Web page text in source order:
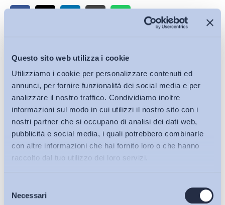
Questo sito web utilizza i cookie
Utilizziamo i cookie per personalizzare contenuti ed
annunci, per fornire funzionalità dei social media e per
analizzare il nostro traffico. Condividiamo inoltre
informazioni sul modo in cui utilizzi il nostro sito con i
nostri partner che si occupano di analisi dei dati web,
pubblicità e social media, i quali potrebbero combinarle
con altre informazioni che hai fornito loro o che hanno
raccolto dal tuo utilizzo dei loro servizi.
delNecessariBollettini ADAPT
Iscriviti alla Newsletter